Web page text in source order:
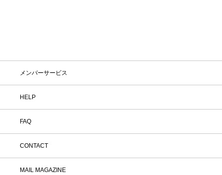
メンバーサービス
HELP
FAQ
CONTACT
MAIL MAGAZINE